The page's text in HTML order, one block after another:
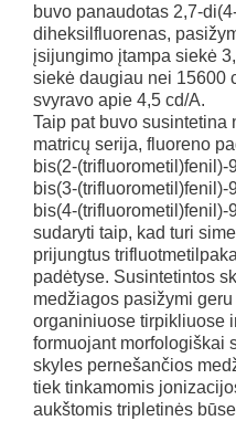
buvo panaudotas 2,7-
diheksilfluorenas,
įsijungimo įtampa siekė
siekė daugiau nei 15600
svyravo apie 4,5 cd/A.
Taip pat buvo susintetina
matricų serija, fluoreno
bis(2-
bis(3-
bis(4-
sudaryti taip, kad turi
prijungtus
padėtyse. Susintetintos
medžiagos pasižymi
organiniuose tirpikliuose
formuojant morfologiškai
skyles pernešančios
tiek tinkamomis
aukštomis tripletinės